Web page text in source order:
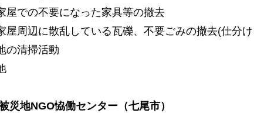
の不要になった家具等の撤去
辺に散乱している瓦礫、不要ごみの撤去(仕分け
清掃活動
災地NGO恊働センター（七尾市）